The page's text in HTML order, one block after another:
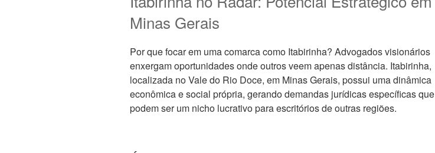
Minas Gerais
Por que focar em uma comarca como Itabirinha? Advogados visionários
enxergam oportunidades onde outros veem apenas distância. Itabirinha,
localizada no Vale do Rio Doce, em Minas Gerais, possui uma dinâmica
econômica e social própria, gerando demandas jurídicas específicas que
podem ser um nicho lucrativo para escritórios de outras regiões.